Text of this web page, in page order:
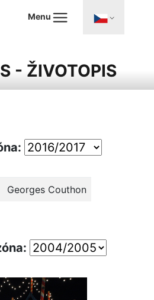
Menu
- ŽIVOTOPIS
Georges Couthon